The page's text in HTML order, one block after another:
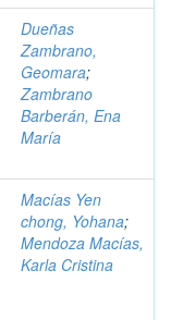
Dueñas
Zambrano,
Geomara;
Zambrano
Barberán, Ena
María
Macías Yen
chong, Yohana;
Mendoza Macías,
Karla Cristina